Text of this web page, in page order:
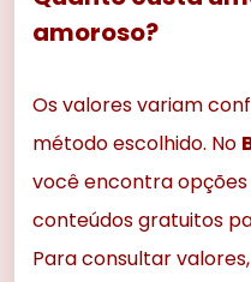
amoroso?
Os valores variam
método escolhido. No
você encontra
conteúdos gratuitos
Para consultar